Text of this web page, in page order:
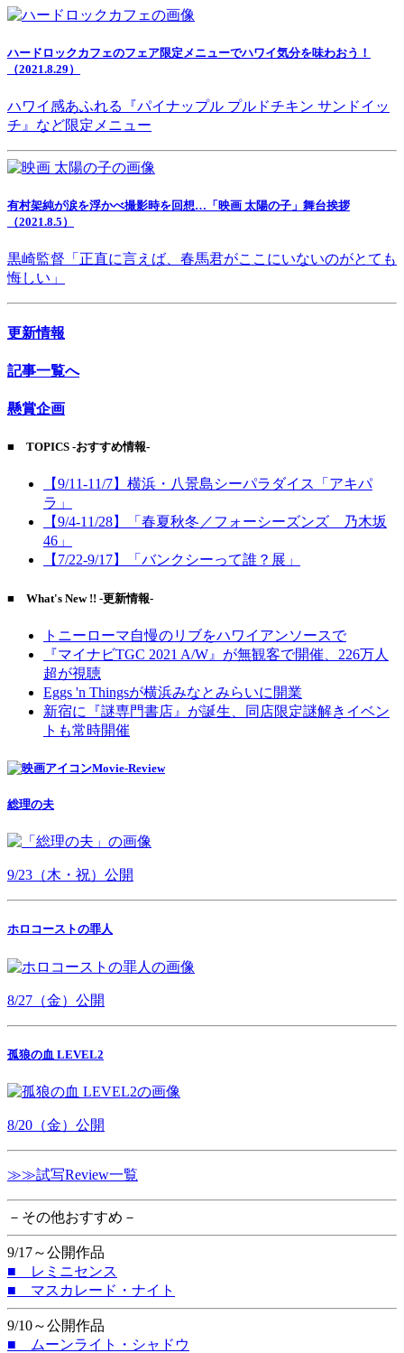
ハードロックカフェのフェア限定メニューでハワイ気分を味わおう！
（2021.8.29）
ハワイ感あふれる『パイナップル プルドチキン サンドイッ
チ』など限定メニュー
有村架純が涙を浮かべ撮影時を回想…「映画 太陽の子」舞台挨拶
（2021.8.5）
黒崎監督「正直に言えば、春馬君がここにいないのがとても
悔しい」
更新情報
記事一覧へ
懸賞企画
■ TOPICS -おすすめ情報-
【9/11-11/7】横浜・八景島シーパラダイス「アキパ
ラ」
【9/4-11/28】「春夏秋冬／フォーシーズンズ 乃木坂
46」
【7/22-9/17】「バンクシーって誰？展」
■ What's New !! -更新情報-
トニーローマ自慢のリブをハワイアンソースで
『マイナビTGC 2021 A/W』が無観客で開催、226万人
超が視聴
Eggs 'n Thingsが横浜みなとみらいに開業
新宿に『謎専門書店』が誕生、同店限定謎解きイベン
トも常時開催
Movie-Review
総理の夫
9/23（木・祝）公開
ホロコーストの罪人
8/27（金）公開
孤狼の血 LEVEL2
8/20（金）公開
≫≫試写Review一覧
－その他おすすめ－
9/17～公開作品
■ レミニセンス
■ マスカレード・ナイト
9/10～公開作品
■ ムーンライト・シャドウ